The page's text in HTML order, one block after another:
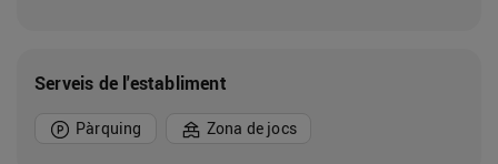
Serveis de l'establiment
Pàrquing Zona de jocs